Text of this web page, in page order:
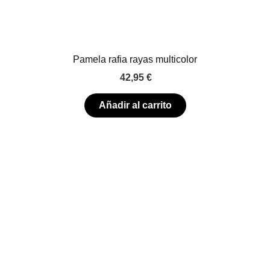
Pamela rafia rayas multicolor
42,95 €
Añadir al carrito